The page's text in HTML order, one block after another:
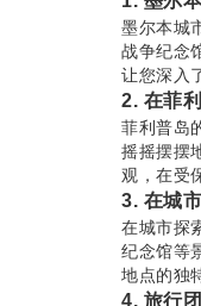
墨尔本城
战争纪念
让您深入
2. 在菲
菲利普岛
摇摇摆摆
观，在受
3. 在城
在城市探
纪念馆等
地点的独
4. 旅行